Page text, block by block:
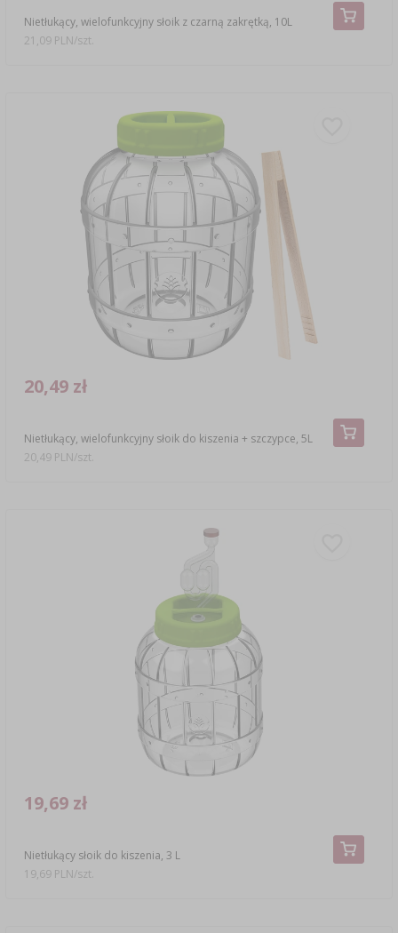
Nietłukący, wielofunkcyjny słoik z czarną zakrętką, 10L
21,09 PLN/szt.
Nietłukący, wielofunkcyjny słoik do kiszenia + szczypce, 5L
20,49 zł
20,49 PLN/szt.
Nietłukący słoik do kiszenia, 3 L
19,69 zł
19,69 PLN/szt.